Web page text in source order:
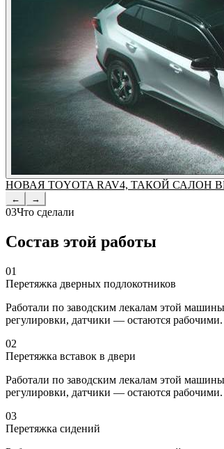
НОВАЯ TOYOTA RAV4, ТАКОЙ
← →
03Что сделали
Состав этой работы
01
Перетяжка дверных подлокотников
Работали по заводским лекалам этой
регулировки, датчики — остаются
02
Перетяжка вставок в двери
Работали по заводским лекалам этой
регулировки, датчики — остаются
03
Перетяжка сидений